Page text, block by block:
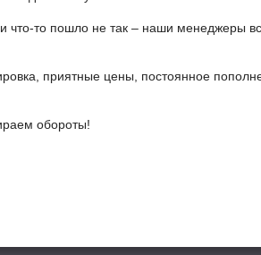
что-то пошло не так – наши менеджеры
приятные цены, постоянное
обороты!